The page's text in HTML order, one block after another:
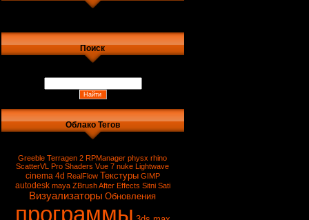
Поиск
Облако Тегов
Greeble Terragen 2 RPManager physx rhino
ScatterVL Pro Shaders Vue 7 nuke Lightwave
cinema 4d RealFlow Текстуры GIMP
autodesk maya ZBrushAfter Effects Sitni Sati
Визуализаторы Обновления
программы